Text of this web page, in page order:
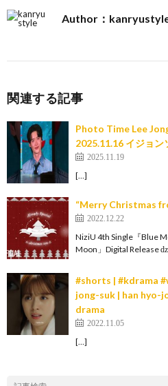
Author：
関連する記事
Photo Time Lee
2025.11.16 イジョン
2025.11.19
[…]
“Merry Christmas
2022.12.22
NiziU 4th Single『Blue
Moon」Digital Release
#shorts | #kdrama
jong-suk | han hyo-
drama
2022.11.05
[…]